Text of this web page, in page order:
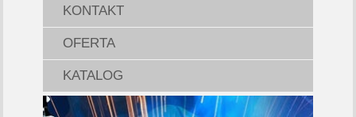
KONTAKT
OFERTA
KATALOG